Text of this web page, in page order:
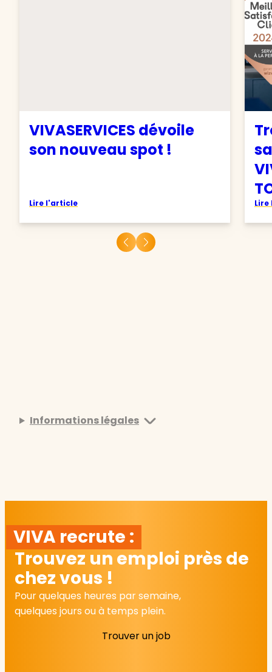
VIVASERVICES dévoile
son nouveau spot !
Lire l'article
Informations légales
VIVA recrute :
Trouvez un emploi près de
chez vous !
Pour quelques heures par semaine,
quelques jours ou à temps plein.
Trouver un job